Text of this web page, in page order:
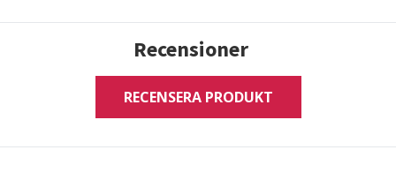
Recensioner
RECENSERA PRODUKT